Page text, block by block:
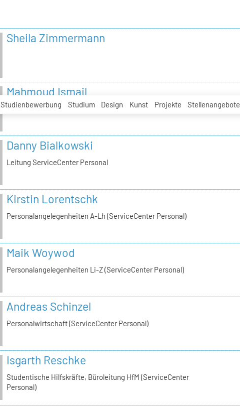
Studienbewerbung Studium Design Kunst Projekte Stellenangebote
Sheila Zimmermann
Mahmoud Ismail
Tutor Tonstudio
Danny Bialkowski
Leitung ServiceCenter Personal
Kirstin Lorentschk
Personalangelegenheiten A-Lh (ServiceCenter Personal)
Maik Woywod
Personalangelegenheiten Li-Z (ServiceCenter Personal)
Andreas Schinzel
Personalwirtschaft (ServiceCenter Personal)
Isgarth Reschke
Studentische Hilfskräfte, Büroleitung HfM (ServiceCenter
Personal)